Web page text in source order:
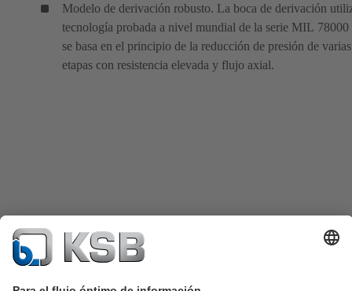
Modelo de derivación robusto. La boca de derivación
tecnología probada a nivel mundial de la serie MIL 78000
se basa en el principio de la reducción de presión de varias
etapas con resistencia elevada y flujo axial.